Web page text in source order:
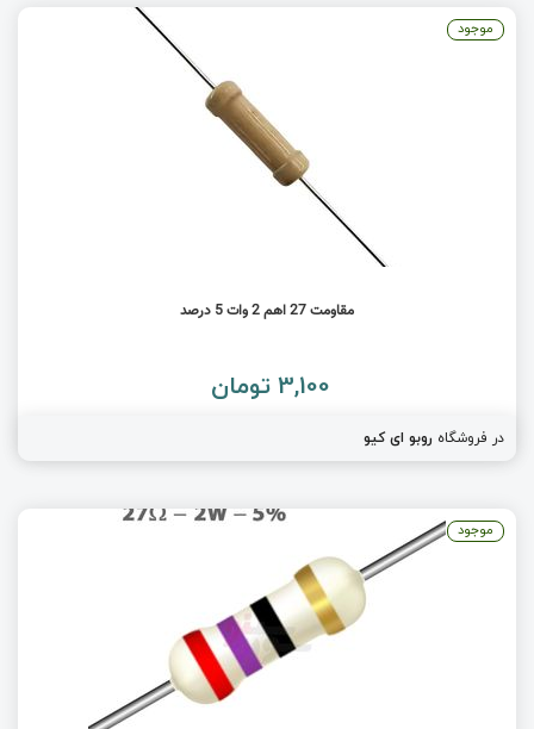
مقاومت 27 اهم 2 وات 5 درصد
3,100 تومان
در فروشگاه روبو ای کیو
موجود
موجود